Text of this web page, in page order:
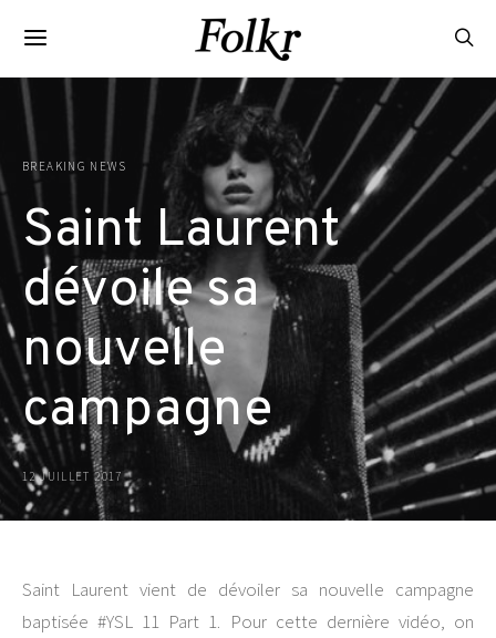
BREAKING NEWS
Saint Laurent
dévoile sa
nouvelle
campagne
12 JUILLET 2017
Saint Laurent vient de dévoiler sa nouvelle campagne
baptisée #YSL 11 Part 1. Pour cette dernière vidéo, on